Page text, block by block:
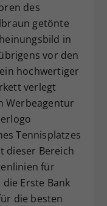
des
getönte
in
vor den
hochwertiger
verlegt
Werbeagentur
Tennisplatzes
dieser Bereich
für
Erste Bank
die besten